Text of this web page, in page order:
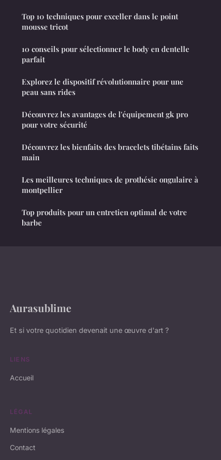
Top 10 techniques pour exceller dans le point
mousse tricot
10 conseils pour sélectionner le body en dentelle
parfait
Explorez le dispositif révolutionnaire pour une
peau sans rides
Découvrez les avantages de l'équipement gk pro
pour votre sécurité
Découvrez les bienfaits des bracelets tibétains faits
main
Les meilleures techniques de prothésie ongulaire à
montpellier
Top produits pour un entretien optimal de votre
barbe
Aurasublime
Et si votre quotidien devenait une œuvre d'art ?
LIENS
Accueil
LÉGAL
Mentions légales
Contact